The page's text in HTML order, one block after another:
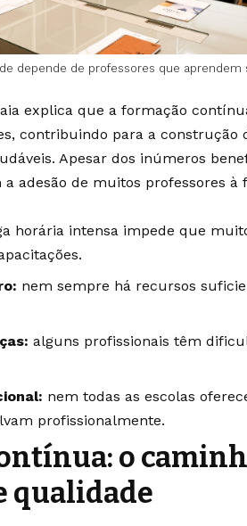
depende de professores que aprendem
explica que a formação
contribuindo para a construção
Apesar dos inúmeros
adesão de muitos professores à
horária intensa impede que
nem sempre há recursos
alguns profissionais têm
nem todas as escolas
profissionalmente.
o
qualidade